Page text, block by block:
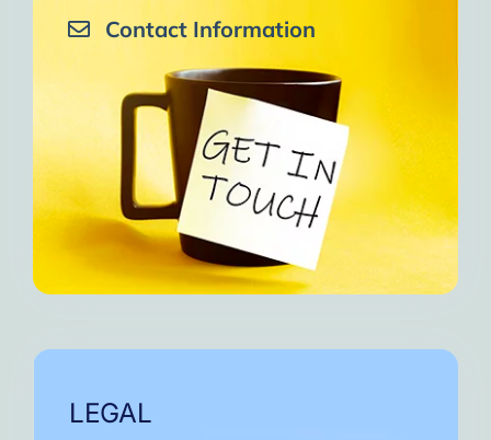
Contact Information
LEGAL